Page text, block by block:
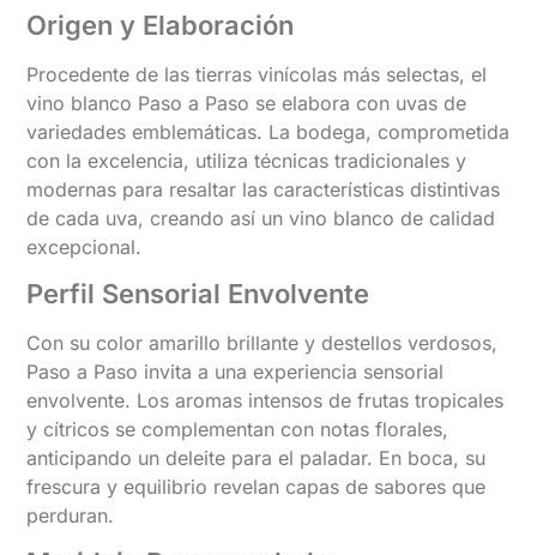
Origen y Elaboración
Procedente de las tierras vinícolas más selectas, el
vino blanco Paso a Paso se elabora con uvas de
variedades emblemáticas. La bodega, comprometida
con la excelencia, utiliza técnicas tradicionales y
modernas para resaltar las características distintivas
de cada uva, creando así un vino blanco de calidad
excepcional.
Perfil Sensorial Envolvente
Con su color amarillo brillante y destellos verdosos,
Paso a Paso invita a una experiencia sensorial
envolvente. Los aromas intensos de frutas tropicales
y cítricos se complementan con notas florales,
anticipando un deleite para el paladar. En boca, su
frescura y equilibrio revelan capas de sabores que
perduran.